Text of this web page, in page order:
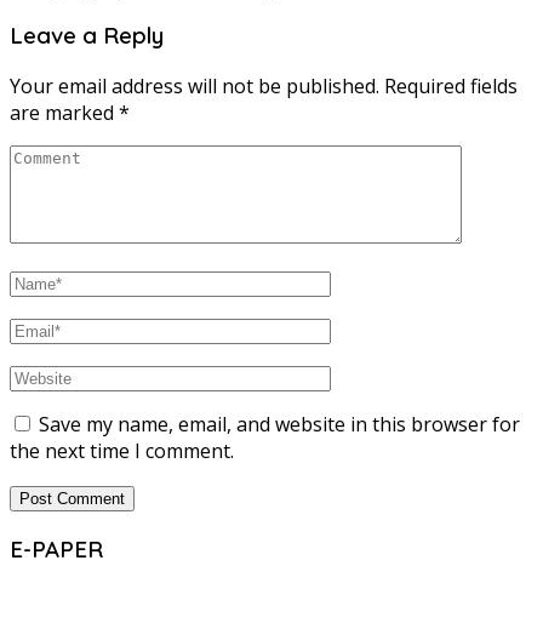
Leave a Reply
Your email address will not be published. Required fields
are marked *
Save my name, email, and website in this browser for
the next time I comment.
E-PAPER